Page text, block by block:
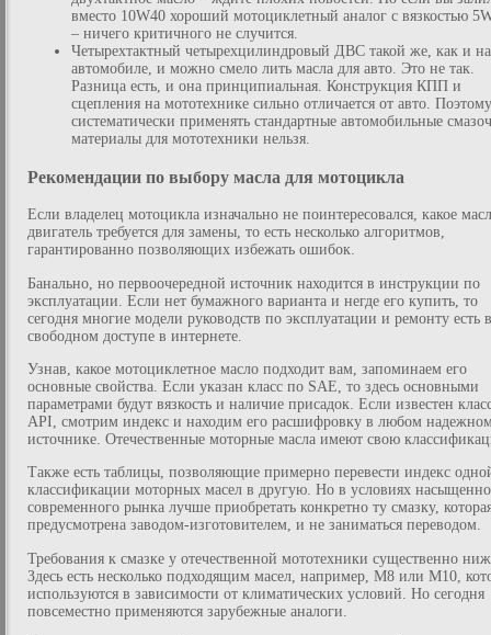
вместо 10W40 хороший мотоциклетный аналог с вязкостью
– ничего критичного не случится.
Четырехтактный четырехцилиндровый ДВС такой же, как и на
автомобиле, и можно смело лить масла для авто. Это не так.
Разница есть, и она принципиальная. Конструкция КПП и
сцепления на мототехнике сильно отличается от авто. Поэтому
систематически применять стандартные автомобильные
материалы для мототехники нельзя.
Рекомендации по выбору масла для мотоцикла
Если владелец мотоцикла изначально не поинтересовался, какое
двигатель требуется для замены, то есть несколько алгоритмов,
гарантированно позволяющих избежать ошибок.
Банально, но первоочередной источник находится в инструкции по
эксплуатации. Если нет бумажного варианта и негде его купить, то
сегодня многие модели руководств по эксплуатации и ремонту есть в
свободном доступе в интернете.
Узнав, какое мотоциклетное масло подходит вам, запоминаем его
основные свойства. Если указан класс по SAE, то здесь основными
параметрами будут вязкость и наличие присадок. Если известен
API, смотрим индекс и находим его расшифровку в любом
источнике. Отечественные моторные масла имеют свою
Также есть таблицы, позволяющие примерно перевести индекс
классификации моторных масел в другую. Но в условиях
современного рынка лучше приобретать конкретно ту смазку,
предусмотрена заводом-изготовителем, и не заниматься переводом.
Требования к смазке у отечественной мототехники существенно
Здесь есть несколько подходящим масел, например, М8 или М10,
используются в зависимости от климатических условий. Но сегодня
повсеместно применяются зарубежные аналоги.